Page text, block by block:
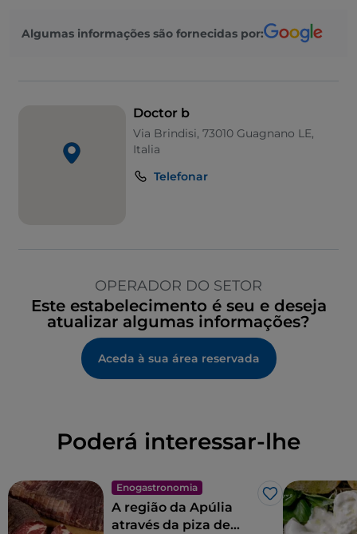
Algumas informações são fornecidas por:
Doctor b
Via Brindisi, 73010 Guagnano LE,
Italia
Telefonar
OPERADOR DO SETOR
Este estabelecimento é seu e deseja
atualizar algumas informações?
Aceda à sua área reservada
Poderá interessar-lhe
Enogastronomia
Gosto
A região da Apúlia
através da piza de